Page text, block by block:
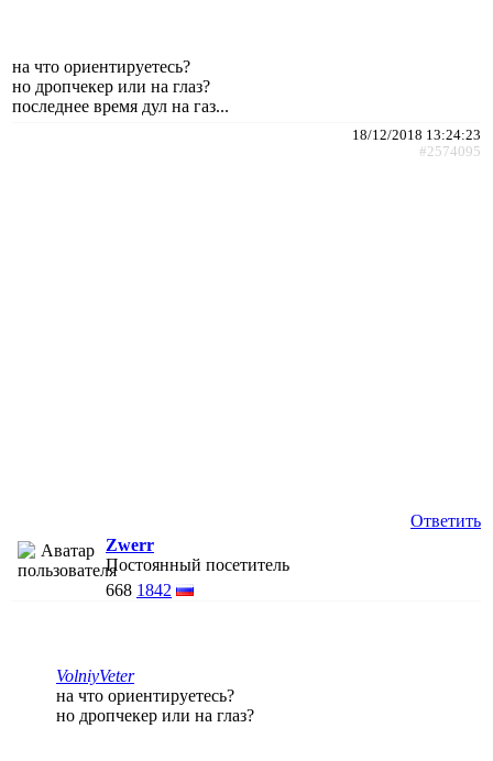
на что ориентируетесь?
но дропчекер или на глаз?
последнее время дул на газ...
18/12/2018 13:24:23
#2574095
Ответить
Zwerr
Постоянный посетитель
668 1842
VolniyVeter
на что ориентируетесь?
но дропчекер или на глаз?